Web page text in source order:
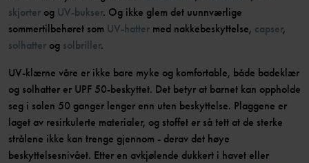
skjorter og UV-bukser. Og ikke glem det uunnværlige
sommertilbehøret som UV-hatter med nakkebeskyttelse, capser,
solhatter og solbriller.
UV-klærne våre er ikke bare myke og komfortable, både badeklær
og solhatter er UPF 50-beskyttet. Det betyr at barnet kan oppholde
seg i solen 50 ganger lenger enn uten beskyttelse. Plaggene er
laget av resirkulerte materialer, og stoffet er så tett at de sterke
strålene ikke kan trenge gjennom - derav det høye
beskyttelsesnivået. Etter en avkjølende dukkert i havet eller